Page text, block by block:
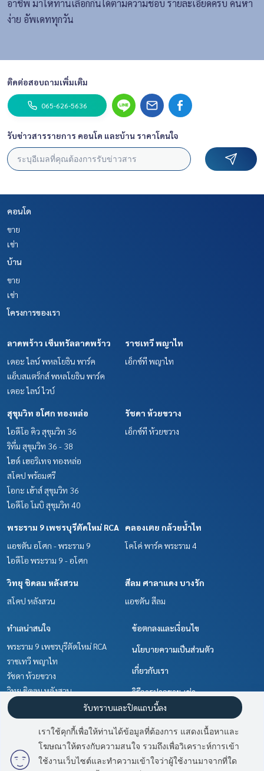
อาชีพ มาให้ท่านเลือกกันได้ตามความชอบ รายละเอียดครบ ค้นหา
ง่าย อัพเดททุกวัน
ติดต่อสอบถามเพิ่มเติม
065-626-5636
รับข่าวสารรายการ คอนโด และบ้าน ราคาโดนใจ
คอนโด
ขาย
เช่า
บ้าน
ขาย
เช่า
โครงการของเรา
ลาดพร้าว เซ็นทรัลลาดพร้าว
เดอะ ไลน์ พหลโยธิน พาร์ค
แอ็บสแตร็กส์ พหลโยธิน พาร์ค
เดอะ ไลน์ ไวบ์
ราชเทวี พญาไท
เอ็กซ์ที พญาไท
สุขุมวิท อโศก ทองหล่อ
ไอดีโอ คิว สุขุมวิท 36
ริทึ่ม สุขุมวิท 36 - 38
ไฮด์ เฮอริเทจ ทองหล่อ
สโคป พร้อมศรี
โอกะ เฮ้าส์ สุขุมวิท 36
ไอดีโอ โมบิ สุขุมวิท 40
รัชดา ห้วยขวาง
เอ็กซ์ที ห้วยขวาง
พระราม 9 เพชรบุรีตัดใหม่ RCA
แอชตัน อโศก - พระราม 9
ไอดีโอ พระราม 9 - อโศก
คลองเตย กล้วยน้ำไท
โคโค่ พาร์ค พระราม 4
วิทยุ ชิดลม หลังสวน
สโคป หลังสวน
สีลม ศาลาแดง บางรัก
แอชตัน สีลม
ทำเลน่าสนใจ
พระราม 9 เพชรบุรีตัดใหม่ RCA
ราชเทวี พญาไท
รัชดา ห้วยขวาง
วิทยุ ชิดลม หลังสวน
คลองเตย กล้วยน้ำไท
สีลม ศาลาแดง บางรัก
ลาดพร้าว เซ็นทรัลลาดพร้าว
สุขุมวิท อโศก ทองหล่อ
ข้อตกลงและเงื่อนไข
นโยบายความเป็นส่วนตัว
เกี่ยวกับเรา
วิธีการฝากขาย-เช่า
ติดต่อ
เราใช้คุกกี้เพื่อให้ท่านได้ข้อมูลที่ต้องการ แสดงเนื้อหาและ
โฆษณาให้ตรงกับความสนใจ รวมถึงเพื่อวิเคราะห์การเข้า
ใช้งานเว็บไซต์และทำความเข้าใจว่าผู้ใช้งานมาจากที่ใด
รับทราบและปิดแถบนี้ลง